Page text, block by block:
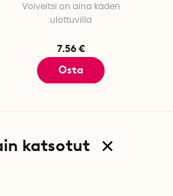
Voiveitsi on aina käden
ulottuvilla
7.56 €
Osta
katsotut